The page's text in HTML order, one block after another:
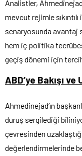
Analistler,
mevcut rejimle
senaryosunda avantaj
hem iç politika
geçiş dönemi için
ABD’ye Bakışı
Ahmedinejad’ın
duruş sergilediği
çevresinden
değerlendirmelerinde